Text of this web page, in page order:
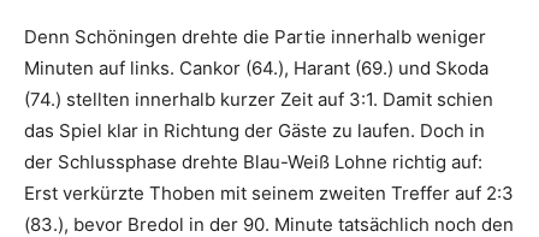
Denn Schöningen drehte die Partie innerhalb weniger
Minuten auf links. Cankor (64.), Harant (69.) und Skoda
(74.) stellten innerhalb kurzer Zeit auf 3:1. Damit schien
das Spiel klar in Richtung der Gäste zu laufen. Doch in
der Schlussphase drehte Blau-Weiß Lohne richtig auf:
Erst verkürzte Thoben mit seinem zweiten Treffer auf 2:3
(83.), bevor Bredol in der 90. Minute tatsächlich noch den